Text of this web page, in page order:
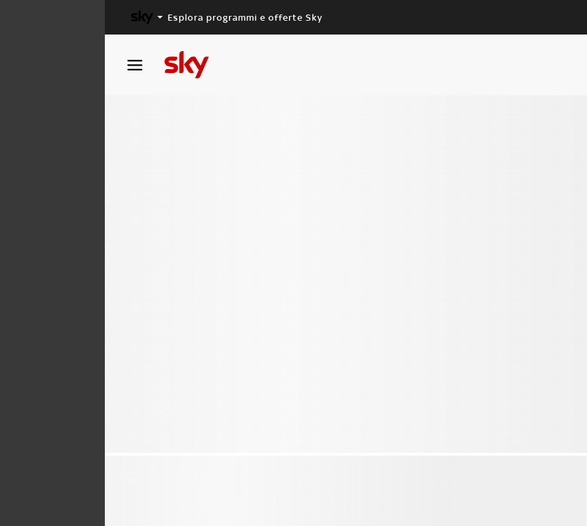
Esplora programmi e offerte Sky